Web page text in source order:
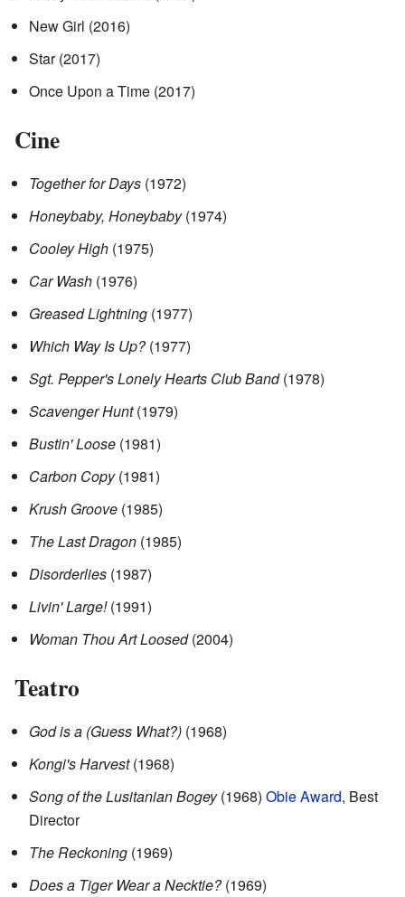
New Girl (2016)
Star (2017)
Once Upon a Time (2017)
Cine
Together for Days (1972)
Honeybaby, Honeybaby(1974)
Cooley High (1975)
Car Wash (1976)
Greased Lightning (1977)
Which Way Is Up?(1977)
Sgt. Pepper's Lonely Hearts Club Band(1978)
Scavenger Hunt(1979)
Bustin' Loose (1981)
Carbon Copy(1981)
Krush Groove (1985)
The Last Dragon (1985)
Disorderlies (1987)
Livin' Large!(1991)
Woman Thou Art Loosed(2004)
Teatro
God is a (Guess What?) (1968)
Kongi's Harvest(1968)
Song of the Lusitanian Bogey(1968) Obie Award, Best
Director
The Reckoning (1969)
Does a Tiger Wear a Necktie?(1969)